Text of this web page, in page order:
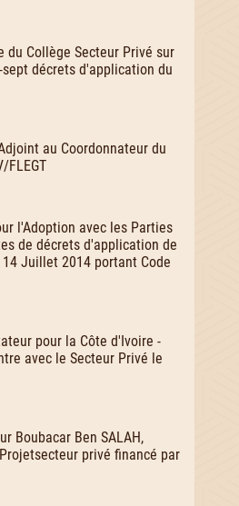
du Collège Secteur Privé sur
décrets d'application du
au Coordonnateur du
FLEGT
l'Adoption avec les Parties
de décrets d'application de
Juillet 2014 portant Code
pour la Côte d'Ivoire -
avec le Secteur Privé le
Boubacar Ben SALAH,
privé financé par